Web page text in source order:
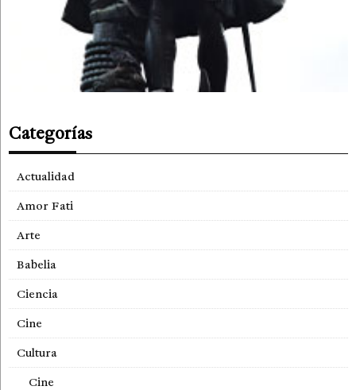
Categorías
Actualidad
Amor Fati
Arte
Babelia
Ciencia
Cine
Cultura
Cine